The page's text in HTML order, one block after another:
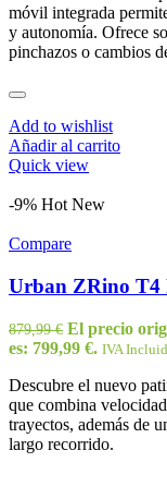
móvil integrada
y autonomía. Ofrece
pinchazos o cambios
Add to wishlist
Añadir al carrito
Quick view
-9% Hot New
Compare
Urban ZRino T4
879,99€ El precio
es: 799,99 €. IVA
Descubre el nuevo
que combina
trayectos, además de
largo recorrido.